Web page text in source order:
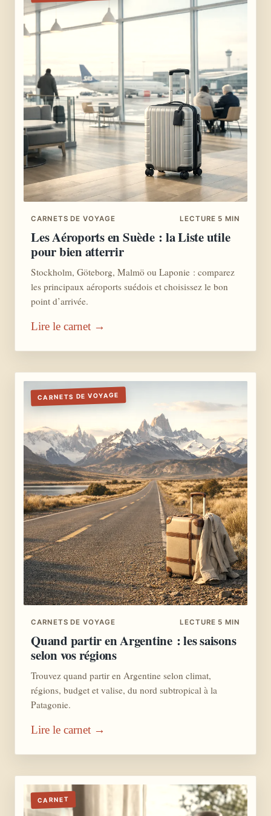
CARNETS DE VOYAGE LECTURE 5 MIN
Les Aéroports en Suède : la Liste utile
pour bien atterrir
Stockholm, Göteborg, Malmö ou Laponie : comparez
les principaux aéroports suédois et choisissez le bon
point d’arrivée.
Lire le carnet →
CARNETS DE VOYAGE
CARNETS DE VOYAGE LECTURE 5 MIN
Quand partir en Argentine : les saisons
selon vos régions
Trouvez quand partir en Argentine selon climat,
régions, budget et valise, du nord subtropical à la
Patagonie.
Lire le carnet →
CARNET